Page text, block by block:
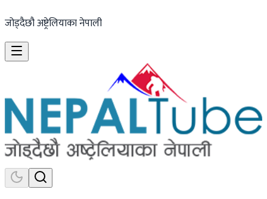
जोड्दैछौ अष्ट्रेलियाका नेपाली